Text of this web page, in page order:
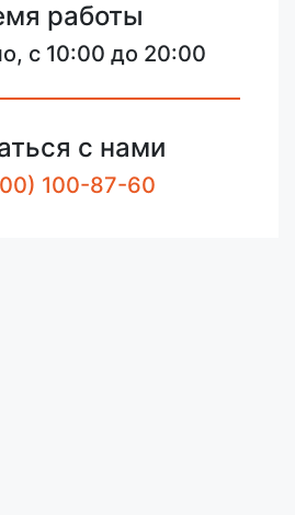
работы
с 10:00 до 20:00
с нами
100-87-60